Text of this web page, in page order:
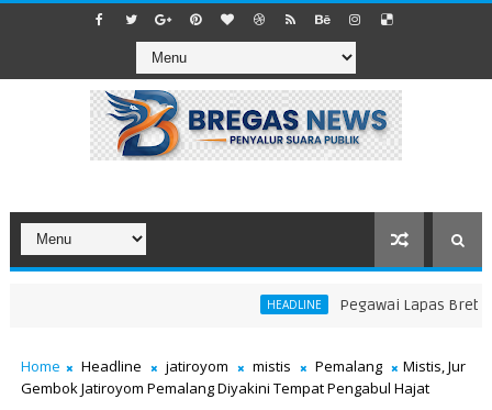
HEADLINE Pegawai Lapas Brebes
Home Headline jatiroyom mistis Pemalang
Mistis, Jur
Gembok Jatiroyom Pemalang Diyakini Tempat Pengabul Hajat